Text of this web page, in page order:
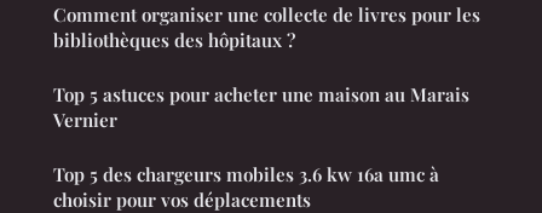
Comment organiser une collecte de livres pour les
bibliothèques des hôpitaux ?
Top 5 astuces pour acheter une maison au Marais
Vernier
Top 5 des chargeurs mobiles 3.6 kw 16a umc à
choisir pour vos déplacements